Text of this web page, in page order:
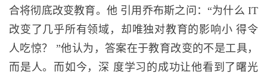
合将彻底改变教育。他 引用乔布斯之问：“为什么 IT
改变了几乎所有领域，却唯独对教育的影响小 得令
人吃惊？ ”他认为，答案在于教育改变的不是工具，
而是人。而如今，深 度学习的成功让他看到了曙光